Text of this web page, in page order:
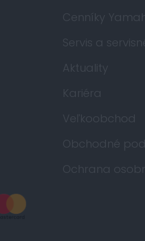
Cenníky
Servis a
Aktuality
Kariéra
Veľkoobchod
Obchodné
Ochrana